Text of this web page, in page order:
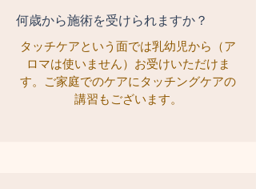
何歳から施術を受けられますか？
タッチケアという面では乳幼児から（ア
ロマは使いません）お受けいただけま
す。ご家庭でのケアにタッチングケアの
講習もございます。